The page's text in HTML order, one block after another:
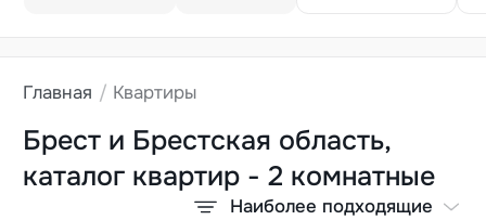
Главная Квартиры
Брест и Брестская область,
каталог квартир - 2 комнатные
Наиболее подходящие